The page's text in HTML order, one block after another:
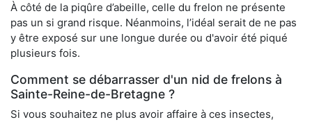
À côté de la piqûre d’abeille, celle du frelon ne présente
pas un si grand risque. Néanmoins, l’idéal serait de ne pas
y être exposé sur une longue durée ou d'avoir été piqué
plusieurs fois.
Comment se débarrasser d'un nid de frelons à
Sainte-Reine-de-Bretagne ?
Si vous souhaitez ne plus avoir affaire à ces insectes,